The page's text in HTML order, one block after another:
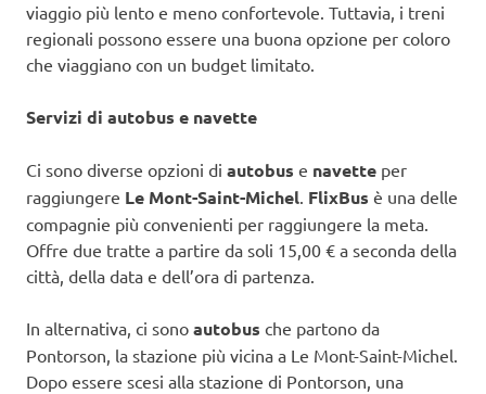
viaggio più lento e meno confortevole. Tuttavia, i treni
regionali possono essere una buona opzione per coloro
che viaggiano con un budget limitato.
Servizi di autobus e navette
Ci sono diverse opzioni di autobus e navette per
raggiungere Le Mont-Saint-Michel. FlixBus è una delle
compagnie più convenienti per raggiungere la meta.
Offre due tratte a partire da soli 15,00 € a seconda della
città, della data e dell’ora di partenza.
In alternativa, ci sono autobus che partono da
Pontorson, la stazione più vicina a Le Mont-Saint-Michel.
Dopo essere scesi alla stazione di Pontorson, una